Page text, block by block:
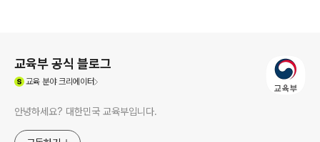
교육부 공식 블로그
교육분야 크리에이터
안녕하세요? 대한민국 교육부입니다.